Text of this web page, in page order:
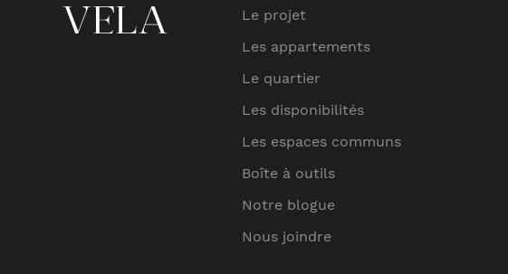
Le projet
Les appartements
Le quartier
Les disponibilités
Les espaces communs
Boîte à outils
Notre blogue
Nous joindre